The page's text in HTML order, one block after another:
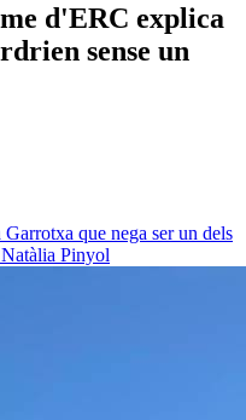
d'ERC explica
sense un
que nega ser un dels
Natàlia Pinyol